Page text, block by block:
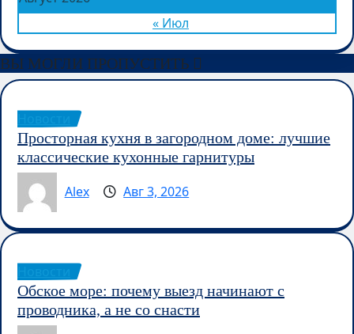
« Июл
ВЫ МОГЛИ ПРОПУСТИТЬ
Просторная кухня в загородном доме: лучшие
классические кухонные гарнитуры
Alex
Авг 3, 2026
Обское море: почему выезд начинают с
проводника, а не со снасти